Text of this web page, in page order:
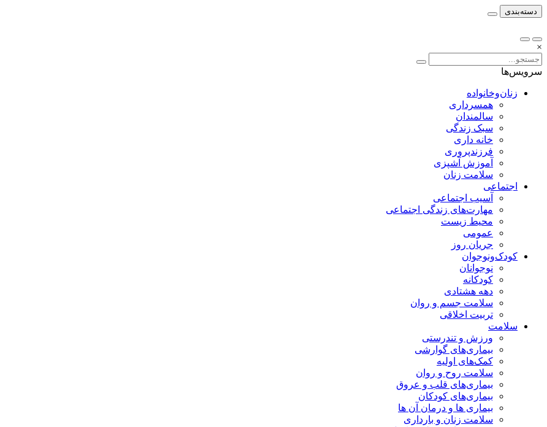
دسته‌بندی
×
سرویس‌ها
زنان‌وخانواده
همسرداری
سالمندان
سبک زندگی
خانه داری
فرزندپروری
آموزش آشپزی
سلامت زنان
اجتماعی
آسیب اجتماعی
مهارت‌های زندگی اجتماعی
محیط زیست
عمومی
جریان روز
کودک‌ونوجوان
نوجوانان
کودکانه
دهه هشتادی
سلامت جسم و روان
تربیت اخلاقی
سلامت
ورزش و تندرستی
بیماری‌های گوارشی
کمک‌های اولیه
سلامت روح و روان
بیماری‌های قلب و عروق
بیماری‌های کودکان
بیماری ها و درمان آن ها
سلامت زنان و بارداری